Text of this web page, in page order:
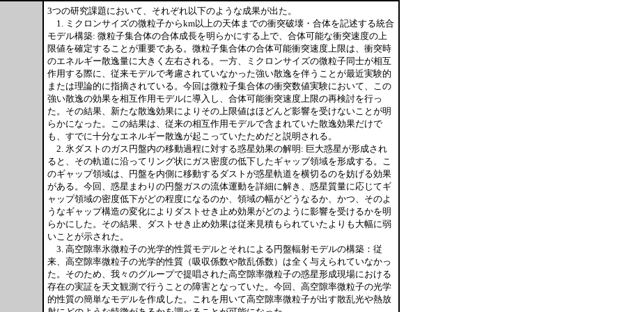
3つの研究課題において、それぞれ以下のような成果が出た。
1. ミクロンサイズの微粒子からkm以上の天体までの衝突破壊・合体を記述する統合
モデル構築: 微粒子集合体の合体成長を明らかにする上で、合体可能な衝突速度の上
限値を確定することが重要である。微粒子集合体の合体可能衝突速度上限は、衝突時
のエネルギー散逸量に大きく左右される。一方、ミクロンサイズの微粒子同士が相互
作用する際に、従来モデルで考慮されていなかった強い散逸を伴うことが最近実験的
または理論的に指摘されている。今回は微粒子集合体の衝突数値実験において、この
強い散逸の効果を相互作用モデルに導入し、合体可能衝突速度上限の再検討を行っ
た。その結果、新たな散逸効果によりその上限値はほどんど影響を受けないことが明
らかになった。この結果は、従来の相互作用モデルで含まれていた散逸効果だけで
も、すでに十分なエネルギー散逸が起こっていたためだと説明される。
2. 氷ダストのガス円盤内の移動過程に対する惑星効果の解明: 巨大惑星が形成され
ると、その軌道に沿ってリング状にガス密度の低下したギャップ領域を形成する。こ
のギャップ領域は、円盤を内側に移動するダストが惑星軌道を横切るのを妨げる効果
がある。今回、惑星まわりの円盤ガスの流体運動を詳細に解き、惑星質量に応じてギ
ャップ領域の密度低下がどの程度になるのか、領域の幅がどうなるか、かつ、そのよ
うなギャップ構造の変化によりダストせき止め効果がどのように影響を受けるかを明
らかにした。その結果、ダストせき止め効果は従来見積もられていたよりも大幅に弱
いことが示された。
3. 高空隙率氷微粒子の光学的性質モデルとそれによる円盤輻射モデルの構築：従
来、高空隙率微粒子の光学的性質（吸収係数や散乱係数）は全く与えられていなかっ
た。そのため、我々のグループで提唱された高空隙率微粒子の惑星形成現場における
存在の実証を天文観測で行うことの障害となっていた。今回、高空隙率微粒子の光学
的性質の簡単なモデルを作成した。これを用いて高空隙率微粒子が出す散乱光や熱放